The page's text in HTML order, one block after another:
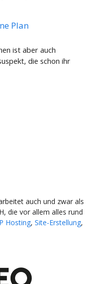
Plan
ist aber auch
die schon ihr
auch und zwar als
die vor allem alles rund
Hosting, Site-Erstellung,